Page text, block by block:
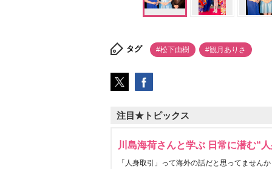
タグ #松下由樹 #観月ありさ
注目★トピックス
川島海荷さんと学ぶ 日常に潜む“
「人身取引」って海外の話だと思ってません